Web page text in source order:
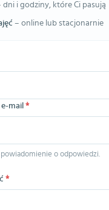
dni i godziny, które Ci pasują
– online lub stacjonarnie
e-mail *
o odpowiedzi.
*